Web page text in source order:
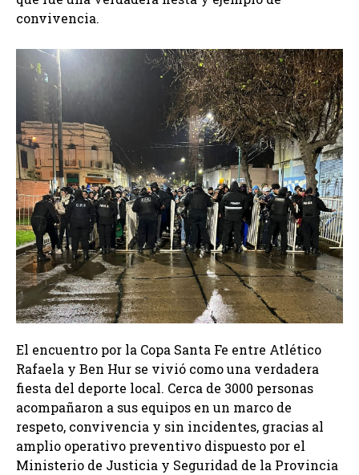
convivencia.
El encuentro por la Copa Santa Fe entre Atlético
Rafaela y Ben Hur se vivió como una verdadera
fiesta del deporte local. Cerca de 3000 personas
acompañaron a sus equipos en un marco de
respeto, convivencia y sin incidentes, gracias al
amplio operativo preventivo dispuesto por el
Ministerio de Justicia y Seguridad de la Provincia